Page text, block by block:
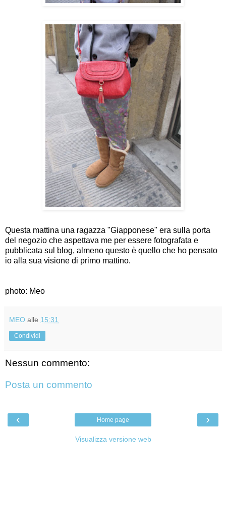
Questa mattina una ragazza "Giapponese" era sulla porta
del negozio che aspettava me per essere fotografata e
pubblicata sul blog, almeno questo è quello che ho pensato
io alla sua visione di primo mattino.
photo: Meo
MEO alle 15:31
Condividi
Nessun commento:
Posta un commento
‹ ›
Home page
Visualizza versione web